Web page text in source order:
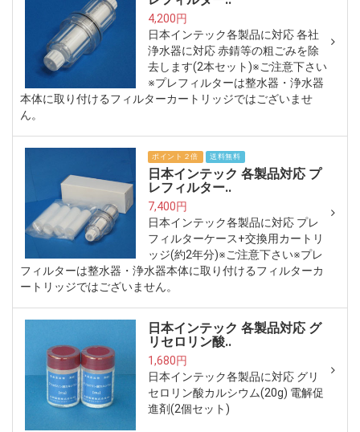
4,200円
日本インテック各製品に対応 各社
浄水器に対応 赤錆等の粗ごみを除
去します(2本セット)※ご注意下さい
※プレフィルターは整水器・浄水器
本体に取り付けるフィルターカートリッジではございませ
ん。
ポイント２倍 送料無料
日本インテック 各製品対応 プ
レフィルター..
7,400円
日本インテック各製品に対応 プレ
フィルターケース+交換用カートリ
ッジ(約2年分)※ご注意下さい※プレ
フィルターは整水器・浄水器本体に取り付けるフィルターカ
ートリッジではございません。
日本インテック 各製品対応 グ
リセロリン酸..
1,680円
日本インテック各製品に対応 グリ
セロリン酸カルシウム(20g) 電解促
進剤(2個セット)